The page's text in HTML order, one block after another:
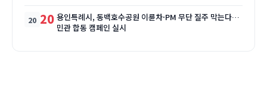
20 용인특례시, 동백호수공원 이륜차·PM 무단 질주 막는다…
민관 합동 캠페인 실시